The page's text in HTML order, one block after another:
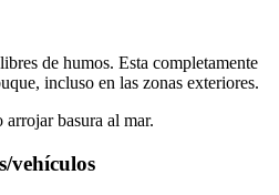
de humos. Esta completamente
incluso en las zonas exteriores.
basura al mar.
vehículos